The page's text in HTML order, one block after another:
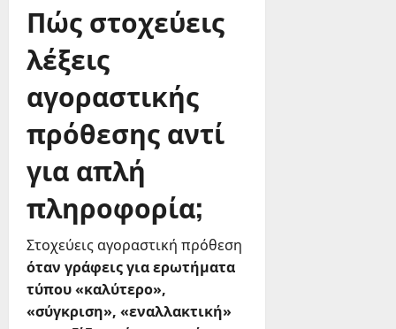
Πώς στοχεύεις
λέξεις
αγοραστικής
πρόθεσης αντί
για απλή
πληροφορία;
Στοχεύεις αγοραστική πρόθεση
όταν γράφεις για ερωτήματα
τύπου «καλύτερο»,
«σύγκριση», «εναλλακτική»